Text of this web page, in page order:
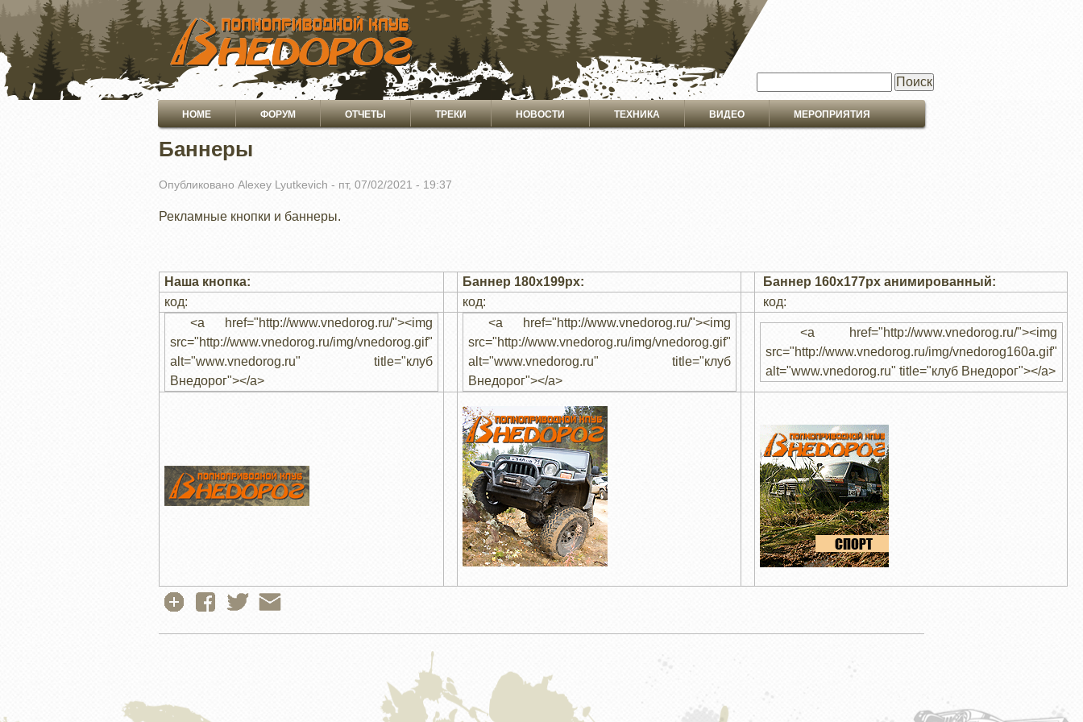
ПЕРЕЙТИ
ОСНОВНОМУ
СОДЕРЖАНИЮ
Основная
навигация
HOME ФОРУМ ОТЧЕТЫ ТРЕКИ НОВОСТИ ТЕХНИКА ВИДЕО МЕРОПРИЯТИЯ
Баннеры
Опубликовано Alexey Lyutkevich - пт, 07/02/2021 - 19:37
Рекламные кнопки и баннеры.
Наша кнопка: Баннер 180x199px:
Баннер 160x177px анимированный:
код:
код:
код:
<a href="http://www.vnedorog.ru/"><img
src="http://www.vnedorog.ru/img/vnedorog.gif"
alt="www.vnedorog.ru" title="клуб
Внедорог"></a>
<a href="http://www.vnedorog.ru/"><img
src="http://www.vnedorog.ru/img/vnedorog.gif"
alt="www.vnedorog.ru" title="клуб
Внедорог"></a>
<a href="http://www.vnedorog.ru/"><img
src="http://www.vnedorog.ru/img/vnedorog160a.gif"
alt="www.vnedorog.ru" title="клуб Внедорог"></a>